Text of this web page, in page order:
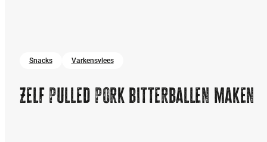
Snacks Varkensvlees
Zelf pulled pork bitterballen maken